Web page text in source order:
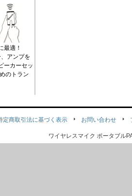
最適！
アンプを
ーカーセッ
のトラン
定商取引法に基づく表示 お問い合わせ
ワイヤレスマイク ポータブル